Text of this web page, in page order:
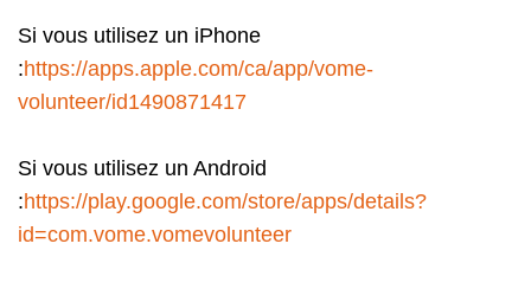
Si vous utilisez un iPhone
:https://apps.apple.com/ca/app/vome-
volunteer/id1490871417
Si vous utilisez un Android
:https://play.google.com/store/apps/details?
id=com.vome.vomevolunteer